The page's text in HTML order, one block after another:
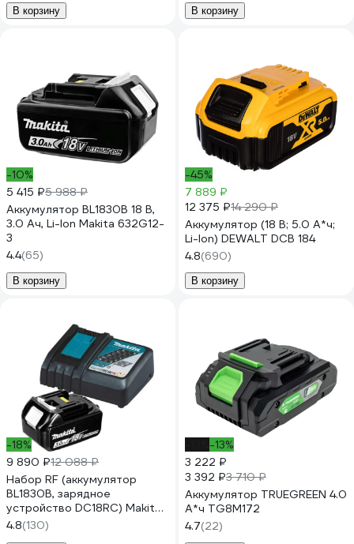
В корзину В корзину
-10%
5 415 ₽5 988 ₽
Аккумулятор BL1830B 18 В,
3.0 Ач, Li-Ion Makita 632G12-
3
4.4(65)
В корзину
-45%
7 889 ₽
12 375 ₽14 290 ₽
Аккумулятор (18 В; 5.0 А*ч;
Li-Ion) DEWALT DCB 184
4.8(690)
В корзину
-18%
9 890 ₽12 088 ₽
Набор RF (аккумулятор
BL1830B, зарядное
устройство DC18RC) Makita
191A25-2
4.8(130)
-13%
3 222 ₽
3 392 ₽3 710 ₽
Аккумулятор TRUEGREEN 4.0
А*ч TG8M172
4.7(22)